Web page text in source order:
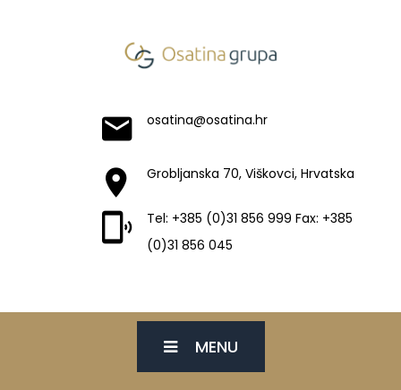
osatina@osatina.hr
Grobljanska 70, Viškovci, Hrvatska
Tel: +385 (0)31 856 999 Fax: +385
(0)31 856 045
MENU